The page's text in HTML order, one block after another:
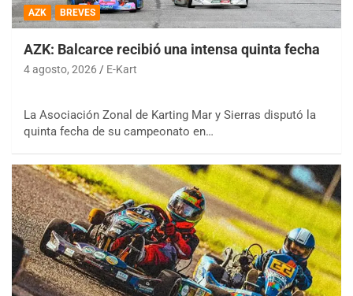
AZK BREVES
AZK: Balcarce recibió una intensa quinta fecha
4 agosto, 2026 E-Kart
La Asociación Zonal de Karting Mar y Sierras disputó la
quinta fecha de su campeonato en…